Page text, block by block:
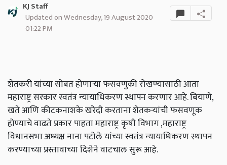
KJ Staff
Updated on Wednesday, 19 August 2020
01:22 PM
शेतकरी यांच्या सोबत होणाऱ्या फसवणुकी रोखण्यासाठी आता
महाराष्ट्र सरकार स्वतंत्र न्यायाधिकरण स्थापन करणार आहे. बियाणे,
खते आणि कीटकनाशके खरेदी करताना शेतकऱ्यांची फसवणूक
होण्याचे वाढते प्रकार पाहता महाराष्ट्र कृषी विभाग ,महाराष्ट्र
विधानसभा अध्यक्ष नाना पटोले यांच्या स्वतंत्र न्यायाधिकरण स्थापन
करण्याच्या प्रस्तावाच्या दिशेने वाटचाल सुरू आहे.